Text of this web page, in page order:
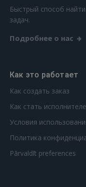
Ещё не
Быстрый способ
задач.
Подробнее о нас
Как это работает
Как создать заказ
Как стать
Условия
Политика
Pārvaldīt preferences